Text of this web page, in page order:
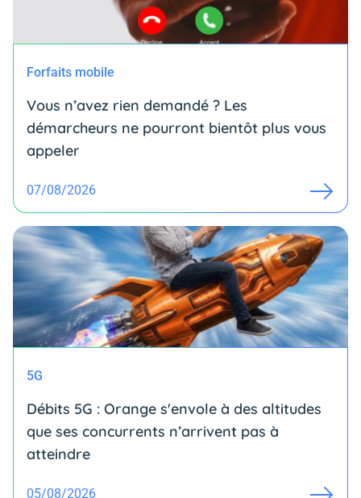
Forfaits mobile
Vous n’avez rien demandé ? Les
démarcheurs ne pourront bientôt plus vous
appeler
07/08/2026
5G
Débits 5G : Orange s'envole à des altitudes
que ses concurrents n’arrivent pas à
atteindre
05/08/2026